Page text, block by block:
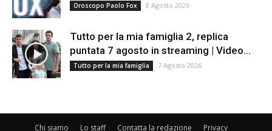
Oroscopo Paolo Fox 8 Agosto 2026
Tutto per la mia famiglia 2, replica
puntata 7 agosto in streaming | Video...
Tutto per la mia famiglia 7 Agosto 2026
Chi siamo Lo staff Contatta la redazione Privacy